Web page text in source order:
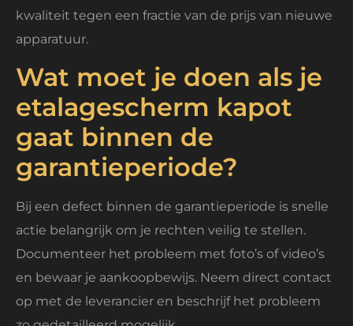
kwaliteit tegen een fractie van de prijs van nieuwe
apparatuur.
Wat moet je doen als je
etalagescherm kapot
gaat binnen de
garantieperiode?
Bij een defect binnen de garantieperiode is snelle
actie belangrijk om je rechten veilig te stellen.
Documenteer het probleem met foto’s of video’s
en bewaar je aankoopbewijs. Neem direct contact
op met de leverancier en beschrijf het probleem